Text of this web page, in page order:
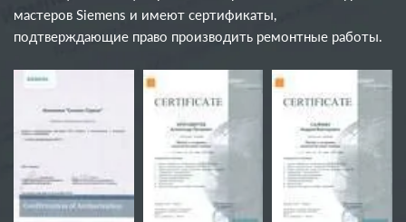
мастеров Siemens и имеют сертификаты,
подтверждающие право производить ремонтные работы.